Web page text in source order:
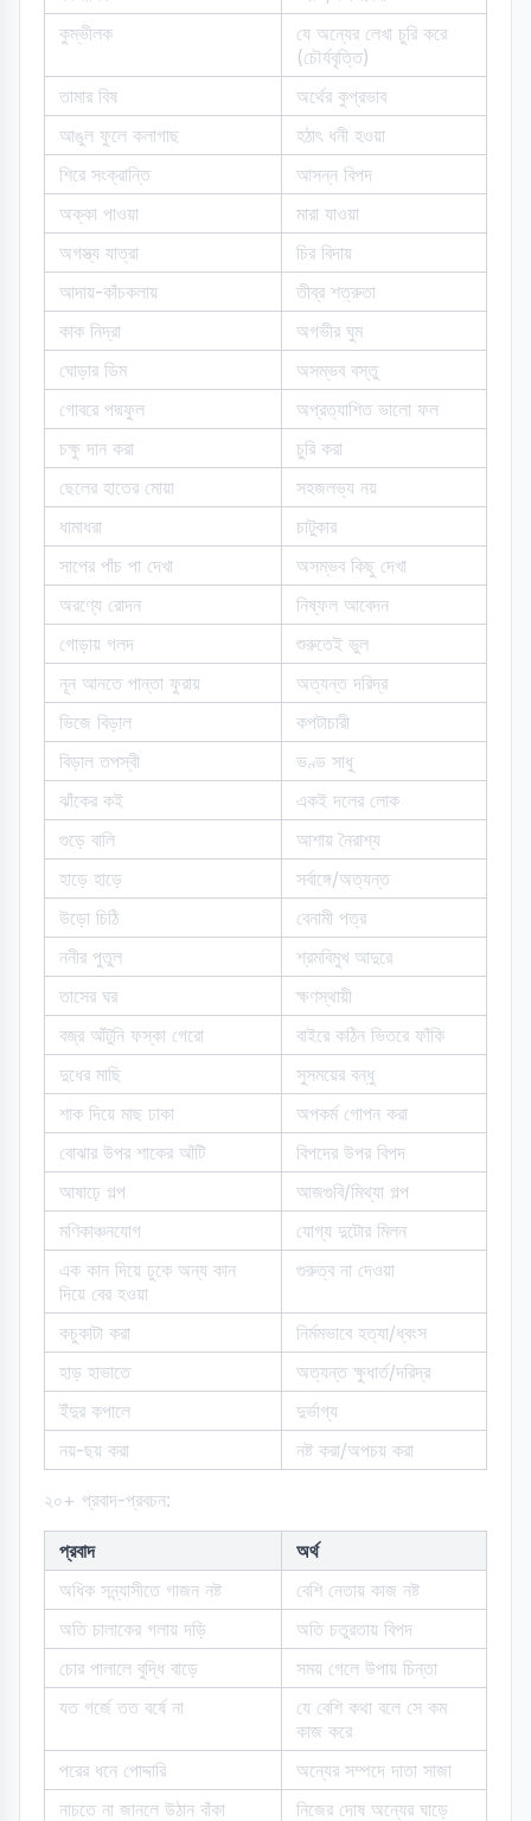
কুম্ভীলক
যে অন্যের লেখা চুরি করে
(চৌর্যবৃত্তি)
তামার বিষ
অর্থের কুপ্রভাব
আঙুল ফুলে কলাগাছ
হঠাৎ ধনী হওয়া
শিরে সংক্রান্তি
আসন্ন বিপদ
অক্কা পাওয়া
মারা যাওয়া
অগস্ত্য যাত্রা
চির বিদায়
আদায়-কাঁচকলায়
তীব্র শত্রুতা
কাক নিদ্রা
অগভীর ঘুম
ঘোড়ার ডিম
অসম্ভব বস্তু
গোবরে পদ্মফুল
অপ্রত্যাশিত ভালো ফল
চক্ষু দান করা
চুরি করা
ছেলের হাতের মোয়া
সহজলভ্য নয়
ধামাধরা
চাটুকার
সাপের পাঁচ পা দেখা
অসম্ভব কিছু দেখা
অরণ্যে রোদন
নিষ্ফল আবেদন
গোড়ায় গলদ
শুরুতেই ভুল
নূন আনতে পান্তা ফুরায়
অত্যন্ত দরিদ্র
ভিজে বিড়াল
কপটাচারী
বিড়াল তপস্বী
ভণ্ড সাধু
ঝাঁকের কই
একই দলের লোক
গুড়ে বালি
আশায় নৈরাশ্য
হাড়ে হাড়ে
সর্বাঙ্গে/অত্যন্ত
উড়ো চিঠি
বেনামী পত্র
ননীর পুতুল
শ্রমবিমুখ আদুরে
তাসের ঘর
ক্ষণস্থায়ী
বজ্র আঁটুনি ফস্কা গেরো
বাইরে কঠিন ভিতরে ফাঁকি
দুধের মাছি
সুসময়ের বন্ধু
শাক দিয়ে মাছ ঢাকা
অপকর্ম গোপন করা
বোঝার উপর শাকের আঁটি
বিপদের উপর বিপদ
আষাঢ়ে গল্প
আজগুবি/মিথ্যা গল্প
মণিকাঞ্চনযোগ
যোগ্য দুটোর মিলন
এক কান দিয়ে ঢুকে অন্য কান
দিয়ে বের হওয়া
গুরুত্ব না দেওয়া
কচুকাটা করা
নির্মমভাবে হত্যা/ধ্বংস
হাড় হাভাতে
অত্যন্ত ক্ষুধার্ত/দরিদ্র
ইঁদুর কপালে
দুর্ভাগ্য
নয়-ছয় করা
নষ্ট করা/অপচয় করা
২০+ প্রবাদ-প্রবচন:
প্রবাদ
অর্থ
অধিক সন্ন্যাসীতে গাজন নষ্ট
বেশি নেতায় কাজ নষ্ট
অতি চালাকের গলায় দড়ি
অতি চতুরতায় বিপদ
চোর পালালে বুদ্ধি বাড়ে
সময় গেলে উপায় চিন্তা
যত গর্জে তত বর্ষে না
যে বেশি কথা বলে সে কম
কাজ করে
পরের ধনে পোদ্দারি
অন্যের সম্পদে দাতা সাজা
নাচতে না জানলে উঠান বাঁকা
নিজের দোষ অন্যের ঘাড়ে